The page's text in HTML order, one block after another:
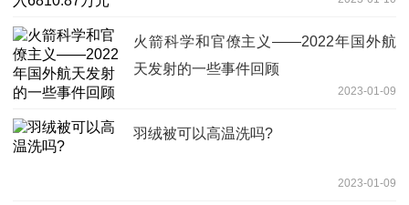
火箭科学和官僚主义——2022年国外航
天发射的一些事件回顾
2023-01-09
羽绒被可以高温洗吗?
2023-01-09